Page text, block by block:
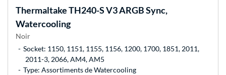
ThermaltakeTH240-S V3 ARGB Sync,
Watercooling
Noir
Socket: 1150, 1151, 1155, 1156, 1200, 1700, 1851, 2011,
2011-3, 2066, AM4, AM5
Type: Assortiments de Watercooling